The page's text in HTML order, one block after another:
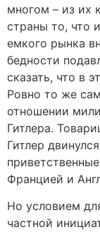
многом – из их
страны то, что
емкого рынка
бедности
сказать, что в
Ровно то же
отношении
Гитлера.
Гитлер
Францией и
Но условием
частной